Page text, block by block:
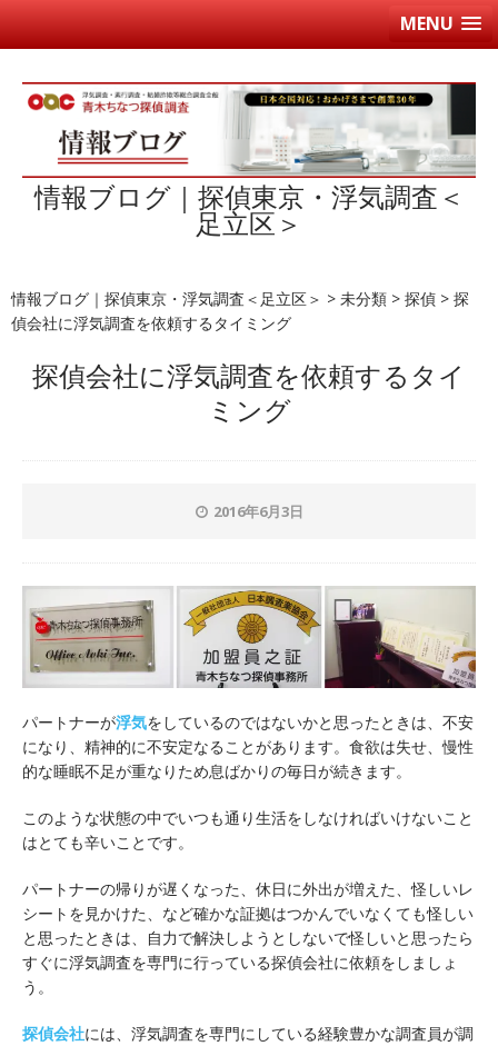
MENU
情報ブログ｜探偵東京・浮気調査＜
足立区＞
情報ブログ｜探偵東京・浮気調査＜足立区＞ > 未分類 > 探偵 > 探
偵会社に浮気調査を依頼するタイミング
探偵会社に浮気調査を依頼するタイ
ミング
2016年6月3日
パートナーが浮気をしているのではないかと思ったときは、不安
になり、精神的に不安定なることがあります。食欲は失せ、慢性
的な睡眠不足が重なりため息ばかりの毎日が続きます。
このような状態の中でいつも通り生活をしなければいけないこと
はとても辛いことです。
パートナーの帰りが遅くなった、休日に外出が増えた、怪しいレ
シートを見かけた、など確かな証拠はつかんでいなくても怪しい
と思ったときは、自力で解決しようとしないで怪しいと思ったら
すぐに浮気調査を専門に行っている探偵会社に依頼をしましょ
う。
探偵会社には、浮気調査を専門にしている経験豊かな調査員が調